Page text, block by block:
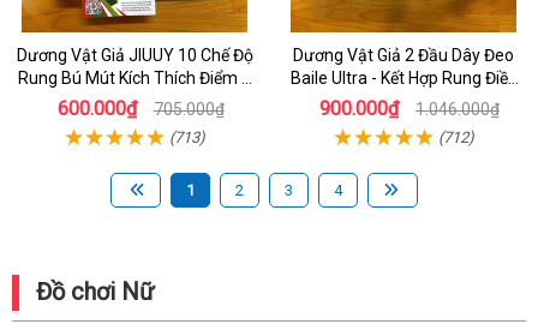
Dương Vật Giả JIUUY 10 Chế Độ
Rung Bú Mút Kích Thích Điểm G
Cho Nữ
600.000₫ 705.000₫
(713)
Dương Vật Giả 2 Đầu Dây Đeo
Baile Ultra - Kết Hợp Rung Điều
Khiển - Đồ Chơi Dành Cho les
900.000₫ 1.046.000₫
(712)
1 2 3 4
Đồ chơi Nữ